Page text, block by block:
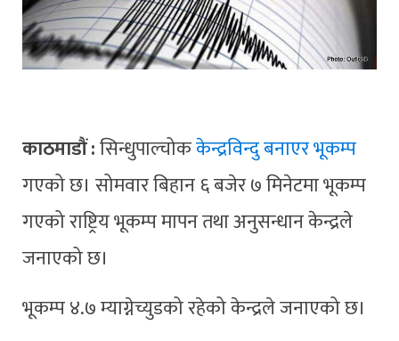
काठमाडौं :सिन्धुपाल्चोककेन्द्रविन्दु बनाएर भूकम्प
गएको छ। सोमवार बिहान ६ बजेर ७ मिनेटमा भूकम्प
गएको राष्ट्रिय भूकम्प मापन तथा अनुसन्धान केन्द्रले
जनाएको छ।
भूकम्प ४.७ म्याग्नेच्युडको रहेको केन्द्रले जनाएको छ।